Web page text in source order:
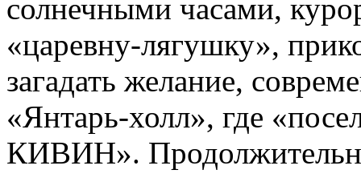
солнечными часами,
«царевну-лягушку»,
загадать желание,
«Янтарь-холл», где
КИВИН».